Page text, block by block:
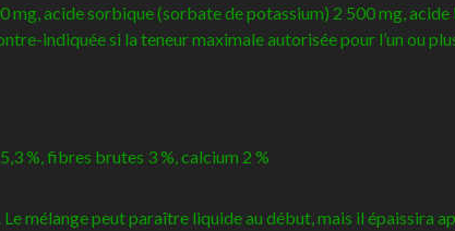
acide sorbique (sorbate de potassium) 2 500 mg,
indiquée si la teneur maximale autorisée pour l’un ou
%, fibres brutes 3 %, calcium 2 %
mélange peut paraître liquide au début, mais il épaissira